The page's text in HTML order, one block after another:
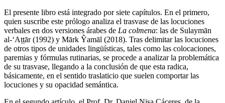
El presente libro está integrado por siete capítulos. En el primero,
quien suscribe este prólogo analiza el trasvase de las locuciones
verbales en dos versiones árabes de La colmena: las de Sulaymān
al-‘Aṭṭār (1992) y Mārk Ŷamāl (2018). Tras delimitar las locuciones
de otros tipos de unidades lingüísticas, tales como las colocaciones,
paremias y fórmulas rutinarias, se procede a analizar la problemática
de su trasvase, llegando a la conclusión de que esta radica,
básicamente, en el sentido traslaticio que suelen comportar las
locuciones y su opacidad semántica.